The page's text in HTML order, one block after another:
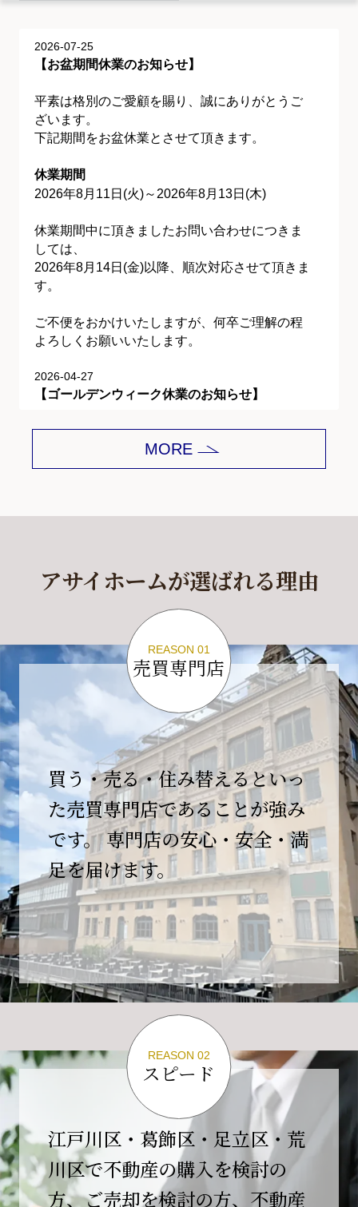
2026-07-25
【お盆期間休業のお知らせ】
平素は格別のご愛顧を賜り、誠にありがとうご
ざいます。
下記期間をお盆休業とさせて頂きます。
休業期間
2026年8月11日(火)～2026年8月13日(木)
休業期間中に頂きましたお問い合わせにつきま
しては、
2026年8月14日(金)以降、順次対応させて頂きま
す。
ご不便をおかけいたしますが、何卒ご理解の程
よろしくお願いいたします。
2026-04-27
【ゴールデンウィーク休業のお知らせ】
平素は格別のご愛顧を賜り、誠にありがとうご
下記期間をゴールデンウィーク休業とさせて頂
休業期間中に頂きましたお問い合わせにつきま
2026年5月7日(木)以降、順次対応させて頂きま
ご不便をおかけいたしますが、何卒ご理解の程
よろしくお願いいたします。
2026-04-17
【臨時休業のお知らせ】
平素より格別のご愛顧を賜り、誠にありがとう
ございます。
誠に勝手ながら、弊社開業10周年イベント開催
の為、
４月２６日(日)は臨時休業とさせていただきま
す。
これもひとえに皆様のご支援の賜物と、心より感謝申し上
げます。
ご不便をおかけしますが、何卒よろしくお願い
いたします。
翌日より通常営業いたします。
【開業10周年のご挨拶】
平素より格別のご高配を賜り、誠にありがとう
ございます。
おかげさまで当社は、2026年2月1日をもちまし
て開業10周年を迎えることができました。
MORE
アサイホームが選ばれる理由
REASON 01
売買専門店
買う・売る・住み替えるといっ
た売買専門店であることが強み
です。 専門店の安心・安全・満
足を届けます。
REASON 02
スピード
江戸川区・葛飾区・足立区・荒
川区で不動産の購入を検討の
方、ご売却を検討の方、不動産